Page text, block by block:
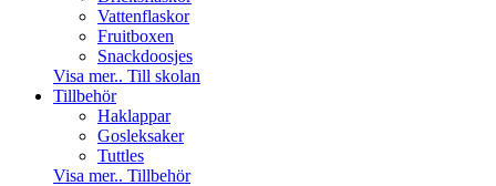
Vattenflaskor
Fruitboxen
Snackdoosjes
Visa mer.. Till skolan
Tillbehör
Haklappar
Gosleksaker
Tuttles
Visa mer.. Tillbehör